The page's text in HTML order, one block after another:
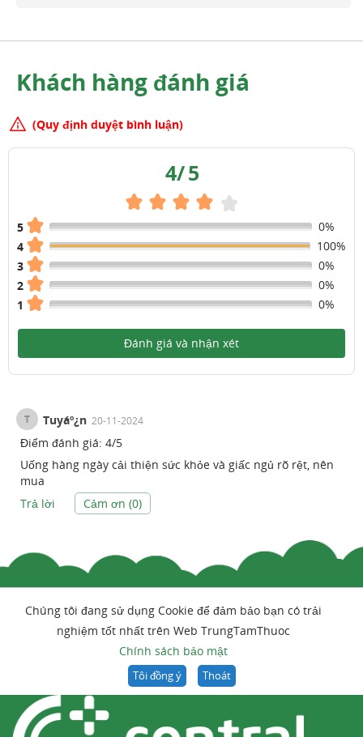
Khách hàng đánh giá
(Quy định duyệt bình luận)
4/5
5
0%
4
100%
3
0%
2
0%
1
0%
Đánh giá và nhận xét
T Tuyáº¿n 20-11-2024
Điểm đánh giá: 4/5
Uống hàng ngày cải thiện sức khỏe và giấc ngủ rõ rệt, nên
mua
Trả lời
Cảm ơn (0)
Chúng tôi đang sử dụng Cookie để đảm bảo bạn có trải
nghiệm tốt nhất trên Web TrungTamThuoc
Chính sách bảo mật
Tôi đồng ý Thoát